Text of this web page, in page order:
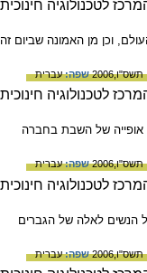
וכן מן האמונה שביום זה
תשס"ו,2006 שפה:עברית
אופייה של השבת בחברה
תשס"ו,2006 שפה:עברית
הנשים לאלה של הגברים
תשס"ו,2006 שפה:עברית